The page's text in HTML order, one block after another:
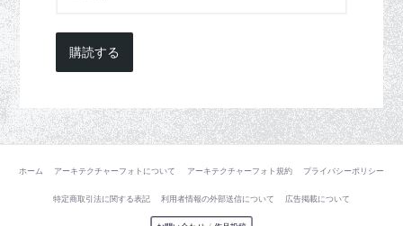
購読する
ホーム アーキテクチャーフォトについて アーキテクチャーフォト規約 プライバシーポリシー
特定商取引法に関する表記 利用者情報の外部送信について 広告掲載について